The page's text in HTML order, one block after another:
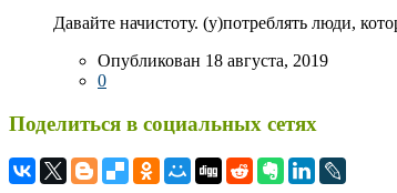
Давайте начистоту. (у)потреблять люди,
Опубликован 18 августа, 2019
0
Поделиться в социальных сетях